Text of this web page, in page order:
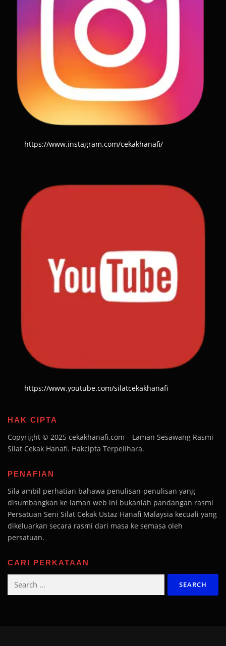
https://www.instagram.com/cekakhanafi/
https://www.youtube.com/silatcekakhanafi
HAK CIPTA
Copyright © 2025 cekakhanafi.com – Laman Sesawang Rasmi
Silat Cekak Hanafi. Hakcipta Terpelihara.
PENAFIAN
Sila ambil perhatian bahawa penulisan-penulisan yang
disumbangkan ke laman web ini bukanlah pandangan rasmi
Persatuan Seni Silat Cekak Ustaz Hanafi Malaysia kecuali yang
dikeluarkan secara rasmi dari masa ke semasa oleh
persatuan.
CARI PERKATAAN
Search